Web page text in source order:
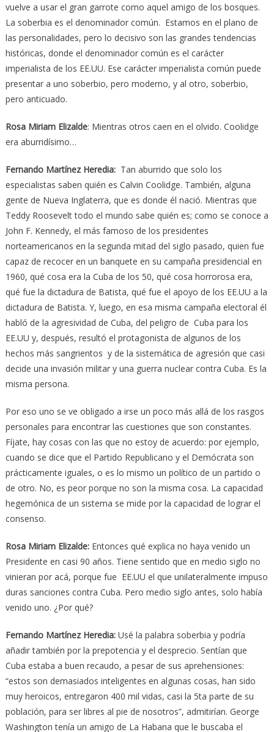
vuelve a usar el gran garrote como aquel amigo de los bosques.
La soberbia es el denominador común. Estamos en el plano de
las personalidades, pero lo decisivo son las grandes tendencias
históricas, donde el denominador común es el carácter
imperialista de los EE.UU. Ese carácter imperialista común puede
presentar a uno soberbio, pero moderno, y al otro, soberbio,
pero anticuado.
Rosa Miriam Elizalde: Mientras otros caen en el olvido. Coolidge
era aburridísimo…
Fernando Martínez Heredia:Tan aburrido que solo los
especialistas saben quién es Calvin Coolidge. También, alguna
gente de Nueva Inglaterra, que es donde él nació. Mientras que
Teddy Roosevelt todo el mundo sabe quién es; como se conoce a
John F. Kennedy, el más famoso de los presidentes
norteamericanos en la segunda mitad del siglo pasado, quien fue
capaz de recocer en un banquete en su campaña presidencial en
1960, qué cosa era la Cuba de los 50, qué cosa horrorosa era,
qué fue la dictadura de Batista, qué fue el apoyo de los EE.UU a la
dictadura de Batista. Y, luego, en esa misma campaña electoral él
habló de la agresividad de Cuba, del peligro de Cuba para los
EE.UU y, después, resultó el protagonista de algunos de los
hechos más sangrientos y de la sistemática de agresión que casi
decide una invasión militar y una guerra nuclear contra Cuba. Es la
misma persona.
Por eso uno se ve obligado a irse un poco más allá de los rasgos
personales para encontrar las cuestiones que son constantes.
Fíjate, hay cosas con las que no estoy de acuerdo: por ejemplo,
cuando se dice que el Partido Republicano y el Demócrata son
prácticamente iguales, o es lo mismo un político de un partido o
de otro. No, es peor porque no son la misma cosa. La capacidad
hegemónica de un sistema se mide por la capacidad de lograr el
consenso.
Rosa Miriam Elizalde: Entonces qué explica no haya venido un
Presidente en casi 90 años. Tiene sentido que en medio siglo no
vinieran por acá, porque fue EE.UU el que unilateralmente impuso
duras sanciones contra Cuba. Pero medio siglo antes, solo había
venido uno. ¿Por qué?
Fernando Martínez Heredia:Usé la palabra soberbia y podría
añadir también por la prepotencia y el desprecio. Sentían que
Cuba estaba a buen recaudo, a pesar de sus aprehensiones:
“estos son demasiados inteligentes en algunas cosas, han sido
muy heroicos, entregaron 400 mil vidas, casi la 5ta parte de su
población, para ser libres al pie de nosotros”, admitirían. George
Washington tenía un amigo de La Habana que le buscaba el